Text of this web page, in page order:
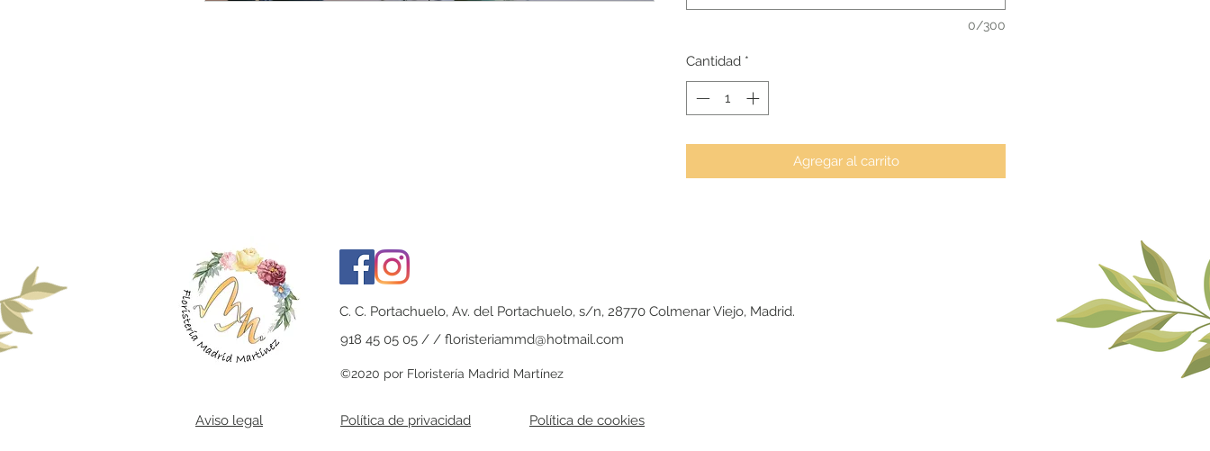
0/300
Cantidad *
Agregar al carrito
Aviso legal
C. C. Portachuelo, Av. del Portachuelo, s/n, 28770 Colmenar Viejo, Madrid.
918 45 05 05 / / floristeriammd@hotmail.com
©2020 por Floristería Madrid Martínez
Política de privacidad Política de cookies